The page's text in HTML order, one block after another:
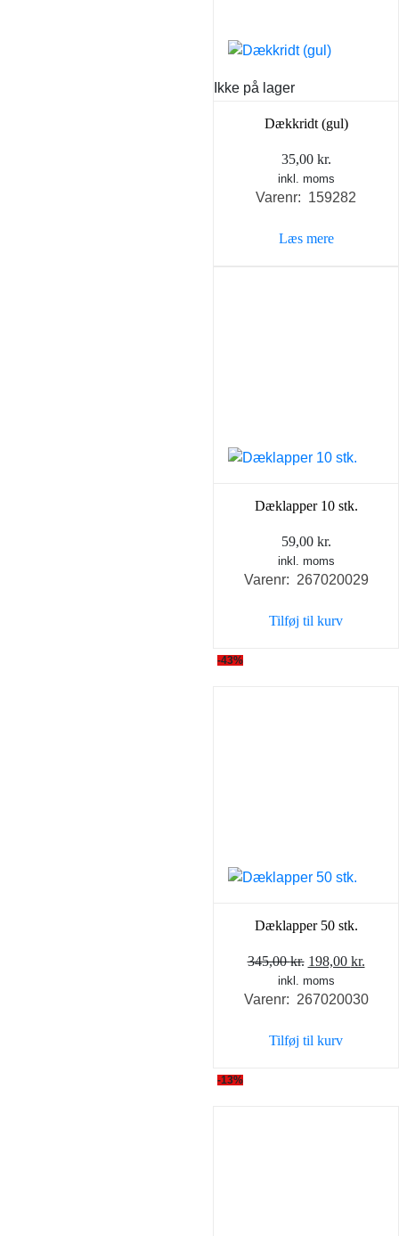
Ikke på lager
Dækkridt (gul)
35,00 kr.
inkl. moms
Varenr: 159282
Læs mere
Dæklapper 10 stk.
59,00 kr.
inkl. moms
Varenr: 267020029
Tilføj til kurv
-43%
Dæklapper 50 stk.
345,00kr. Den
oprindelige
pris
345,00 kr..
198,00 kr.
pris
inkl. moms
Varenr: 267020030
Tilføj til kurv
-13%